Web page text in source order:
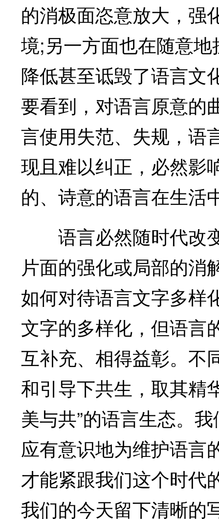
的消极面恣意放大，强
境;另一方面也在随意
降低甚至诋毁了语言文
要看到，对语言原意的
言使用失范、失规，语
现且难以纠正，必然影
的、诗意的语言在生活
语言必然随时代改
片面的强化或局部的消
如何对待语言文字多样
文字的多样化，但语言
互补充、相得益彰。不
和引导下共生，取其精
美与共”的语言生态。
应有意识地为维护语言
才能紧跟我们这个时代
我们的今天留下清晰的